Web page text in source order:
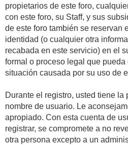
propietarios de este foro,
con este foro, su Staff, y sus
de este foro también se reservan
identidad (o cualquier otra
recabada en este servicio) en el
formal o proceso legal que
situación causada por su uso de
Durante el registro, usted tiene
nombre de usuario. Le
apropiado. Con esta cuenta de
registrar, se compromete a no
otra persona excepto a un